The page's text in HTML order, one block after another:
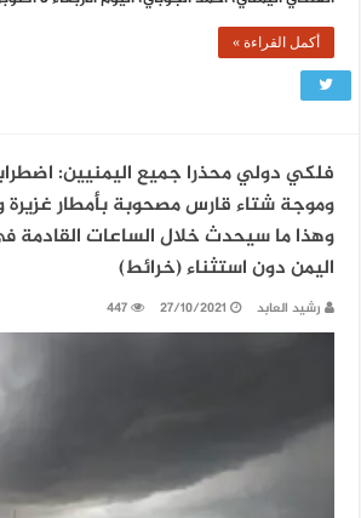
أكمل القراءة »
فلكي دولي محذرا جميع اليمنيين:
وموجة شتاء قارس مصحوبة بأمطار
وهذا ما سيحدث خلال الساعات القادمة
اليمن دون استثناء (خرائط)
رشيد العابد 27/10/2021
447